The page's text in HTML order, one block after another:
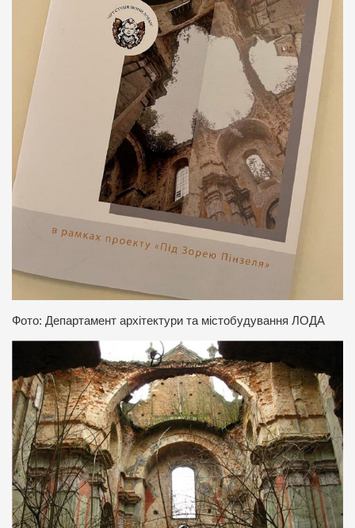
Фото: Департамент архітектури та містобудування ЛОДА